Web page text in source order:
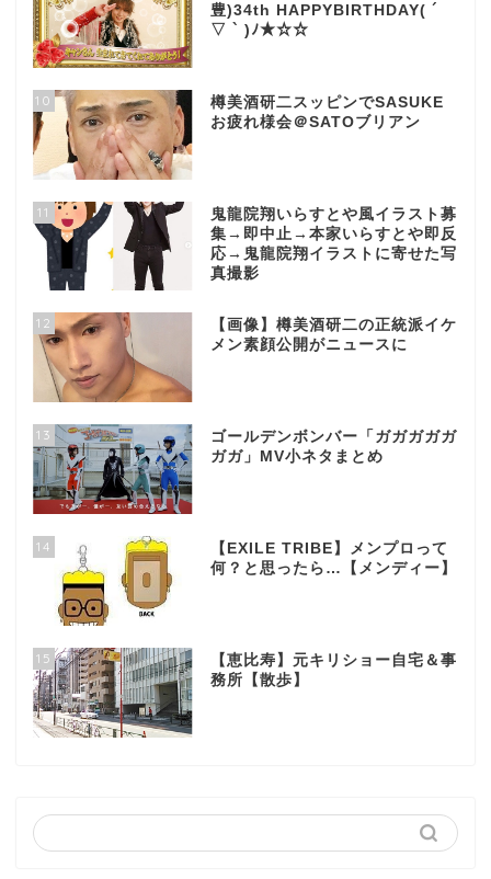
豊)34th HAPPYBIRTHDAY( ´
▽ ` )ﾉ★☆☆
10
樽美酒研二スッピンでSASUKE
お疲れ様会＠SATOブリアン
11
鬼龍院翔いらすとや風イラスト募
集→即中止→本家いらすとや即反
応→鬼龍院翔イラストに寄せた写
真撮影
12
【画像】樽美酒研二の正統派イケ
メン素顔公開がニュースに
13
ゴールデンボンバー「ガガガガガ
ガガ」MV小ネタまとめ
14
【EXILE TRIBE】メンプロって
何？と思ったら…【メンディー】
15
【恵比寿】元キリショー自宅＆事
務所【散歩】